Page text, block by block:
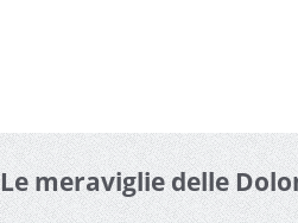
Le meraviglie delle